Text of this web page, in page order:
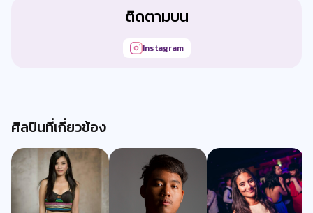
ติดตามบน
Instagram
ศิลปินที่เกี่ยวข้อง